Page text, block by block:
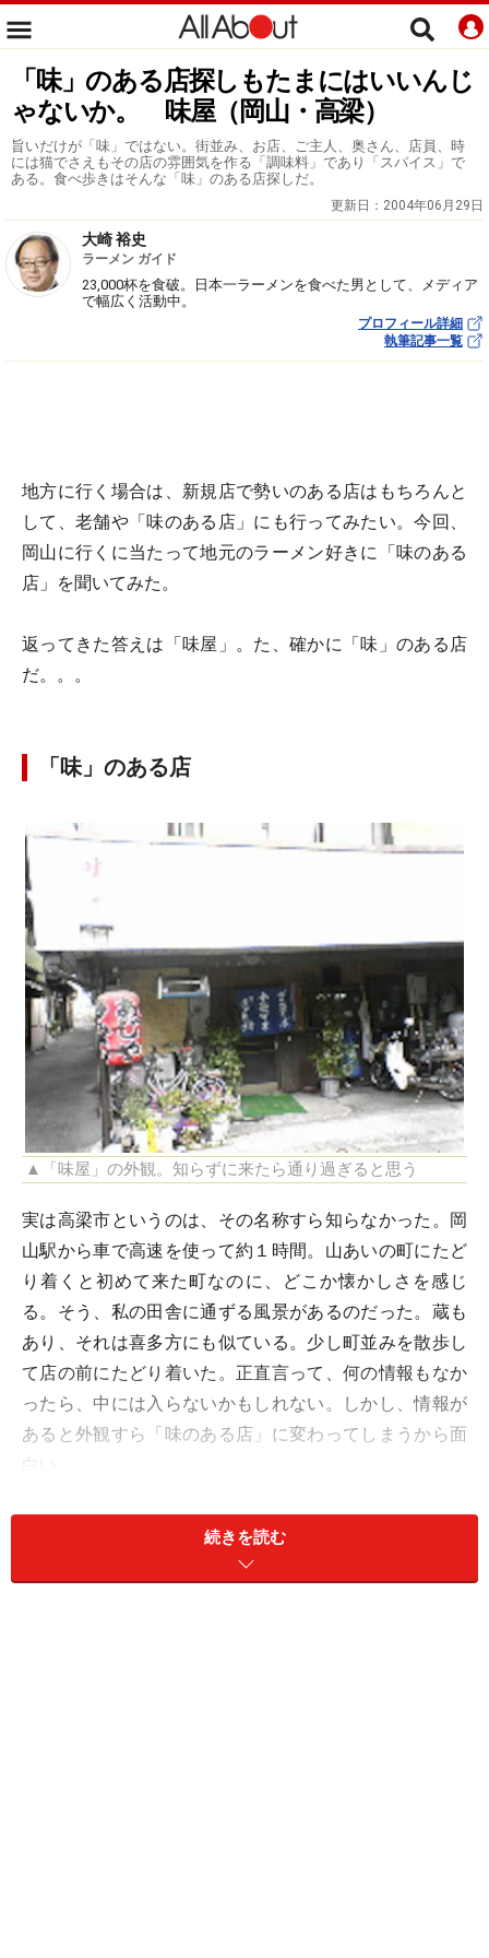
「味」のある店探しもたまにはいいんじ
ゃないか。 味屋（岡山・高梁）
旨いだけが「味」ではない。街並み、お店、ご主人、奥さん、店員、時
には猫でさえもその店の雰囲気を作る「調味料」であり「スパイス」で
ある。食べ歩きはそんな「味」のある店探しだ。
更新日： 2004年06月29日
大崎 裕史
ラーメン ガイド
23,000杯を食破。日本一ラーメンを食べた男として、メディア
で幅広く活動中。
プロフィール詳細
執筆記事一覧
地方に行く場合は、新規店で勢いのある店はもちろんと
して、老舗や「味のある店」にも行ってみたい。今回、
岡山に行くに当たって地元のラーメン好きに「味のある
店」を聞いてみた。
返ってきた答えは「味屋」。た、確かに「味」のある店
だ。。。
「味」のある店
▲「味屋」の外観。知らずに来たら通り過ぎると思う
実は高梁市というのは、その名称すら知らなかった。岡
山駅から車で高速を使って約１時間。山あいの町にたど
り着くと初めて来た町なのに、どこか懐かしさを感じ
る。そう、私の田舎に通ずる風景があるのだった。蔵も
あり、それは喜多方にも似ている。少し町並みを散歩し
て店の前にたどり着いた。正直言って、何の情報もなか
ったら、中には入らないかもしれない。しかし、情報が
あると外観すら「味のある店」に変わってしまうから面
白い。
シンプル・イズ・ベスト
続きを読む